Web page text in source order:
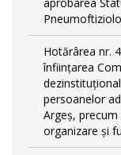
Hotărârea nr.
înființarea
persoanelor
Argeș,
organizare și